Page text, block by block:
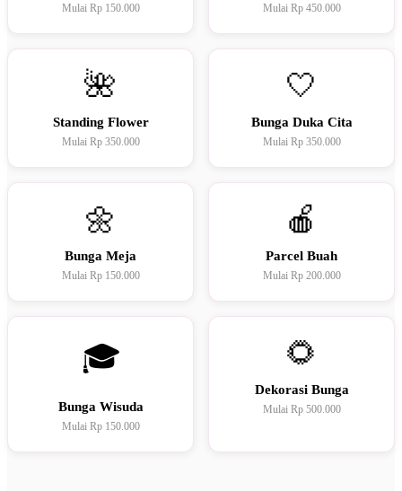
Mulai Rp 150.000 Mulai Rp 450.000
🌺
Standing Flower
Mulai Rp 350.000
🤍
Bunga Duka Cita
Mulai Rp 350.000
🌼
Bunga Meja
Mulai Rp 150.000
🍎
Parcel Buah
Mulai Rp 200.000
🎓
Bunga Wisuda
Mulai Rp 150.000
🌻
Dekorasi Bunga
Mulai Rp 500.000